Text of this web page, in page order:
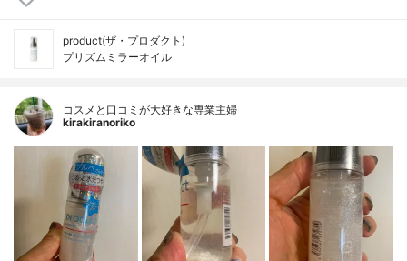
product(ザ・プロダクト)
プリズムミラーオイル
コスメと口コミが大好きな専業主婦
kirakiranoriko